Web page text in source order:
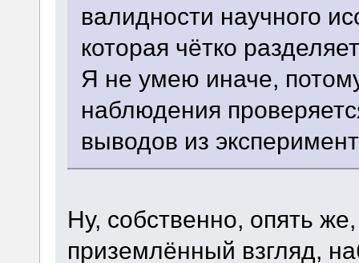
валидности научного
которая чётко
Я не умею иначе,
наблюдения
выводов из
Ну, собственно, опять
приземлённый взгляд,